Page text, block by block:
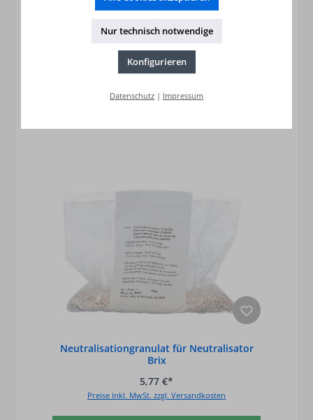
Aktivkohle bis 100 kw
125,56 €*
Neutralisationgranulat für Neutralisator
Brix
5,77 €*
Preise inkl. MwSt. zzgl. Versandkosten
Nur technisch notwendige
Konfigurieren
Datenschutz | Impressum